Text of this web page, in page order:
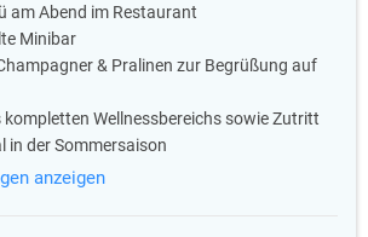
am Abend im Restaurant
Minibar
& Pralinen zur Begrüßung auf
kompletten Wellnessbereichs sowie Zutritt
in der Sommersaison
anzeigen